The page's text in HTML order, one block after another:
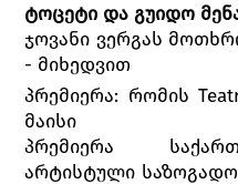
ტოცეტი და გუიდო
ჯოვანი ვერგას
- მიხედვით
პრემიერა: რომის
მაისი
პრემიერა
არტისტული